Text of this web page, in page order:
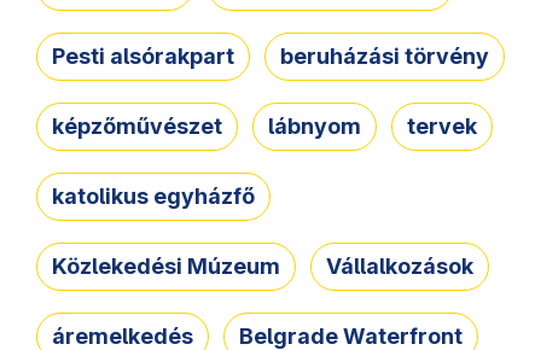
Pesti alsórakpart beruházási törvény
képzőművészet lábnyom tervek
katolikus egyházfő
Közlekedési Múzeum Vállalkozások
áremelkedés Belgrade Waterfront